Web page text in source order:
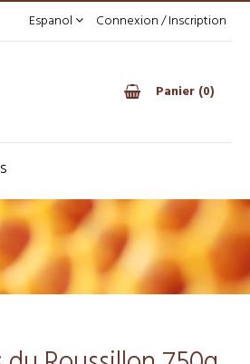
Espanol Connexion / Inscription
Panier 0